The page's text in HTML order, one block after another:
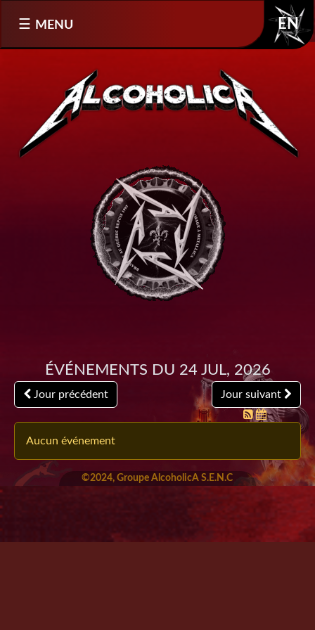
Événements du 24 Jul, 2026
Jour précédent Jour suivant
Aucun événement
©2024, Groupe AlcoholicA S.E.N.C
EN
MENU